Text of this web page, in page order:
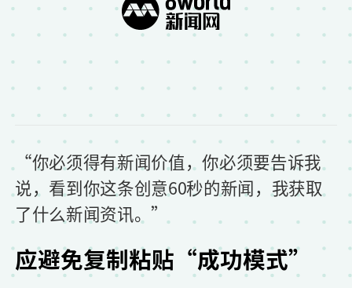
“你必须得有新闻价值，你必须要告诉我
说，看到你这条创意60秒的新闻，我获取
了什么新闻资讯。”
应避免复制粘贴“成功模式”